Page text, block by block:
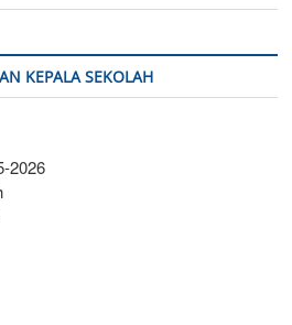
KEPALA SEKOLAH
2026